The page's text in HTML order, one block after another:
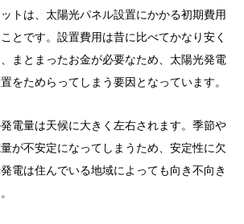
トは、太陽光パネル設置にかかる初期費用
とです。設置費用は昔に比べてかなり安く
まとまったお金が必要なため、太陽光発電
をためらってしまう要因となっています。
電量は天候に大きく左右されます。季節や
が不安定になってしまうため、安定性に欠
電は住んでいる地域によっても向き不向き